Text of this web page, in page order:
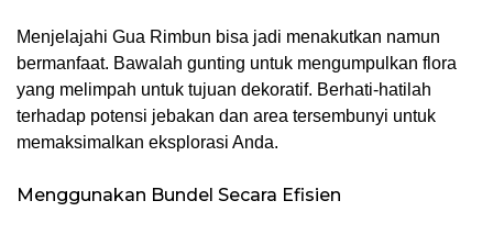
Menjelajahi Gua Rimbun bisa jadi menakutkan namun
bermanfaat. Bawalah gunting untuk mengumpulkan flora
yang melimpah untuk tujuan dekoratif. Berhati-hatilah
terhadap potensi jebakan dan area tersembunyi untuk
memaksimalkan eksplorasi Anda.
Menggunakan Bundel Secara Efisien